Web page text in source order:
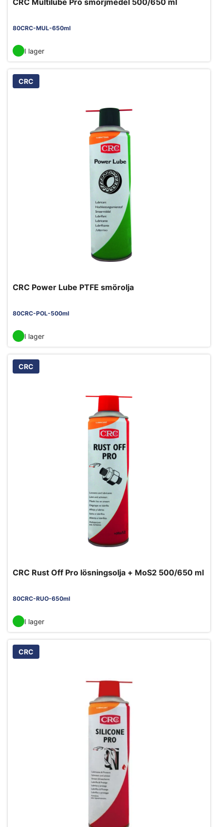
CRC Multilube Pro smörjmedel 500/650 ml
80CRC-MUL-650ml
I lager
CRC
CRC Power Lube PTFE smörolja
80CRC-POL-500ml
I lager
CRC
CRC Rust Off Pro lösningsolja + MoS2 500/650 ml
80CRC-RUO-650ml
I lager
CRC